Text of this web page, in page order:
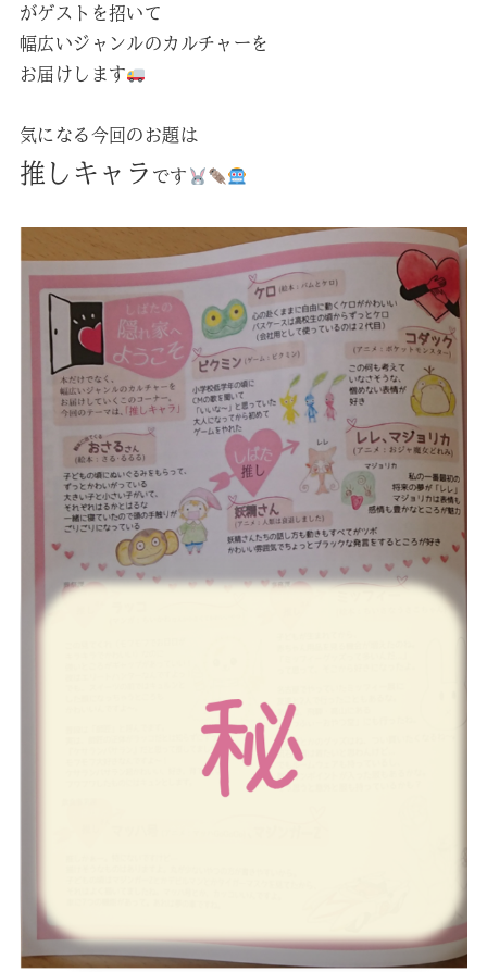
がゲストを招いて
幅広いジャンルのカルチャーを
お届けします
気になる今回のお題は
推しキャラ です